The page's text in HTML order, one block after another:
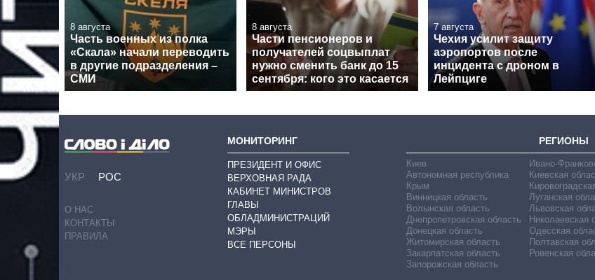
8 августа
Часть военных из полка
«Скала» начали переводить
в другие подразделения –
СМИ
8 августа
Части пенсионеров и
получателей соцвыплат
нужно сменить банк до 15
сентября: кого это касается
7 августа
Чехия усилит защиту
аэропортов после
инцидента с дроном в
Лейпциге
УКР РОС
О НАС
КОНТАКТЫ
ПРАВИЛА
МОНИТОРИНГ
ПРЕЗИДЕНТ И ОФИС
ВЕРХОВНАЯ РАДА
КАБИНЕТ МИНИСТРОВ
ГЛАВЫ
ОБЛАДМИНИСТРАЦИЙ
МЭРЫ
ВСЕ ПЕРСОНЫ
РЕГИОНЫ
Киев
Автономная республика
Крым
Винницкая область
Волынская область
Днепропетровская область
Донецкая область
Житомирская область
Закарпатская область
Запорожская область
Ивано-
Киевская
Луганская
Львовская
Николаевская
Одесская
Полтавская
Ровенская